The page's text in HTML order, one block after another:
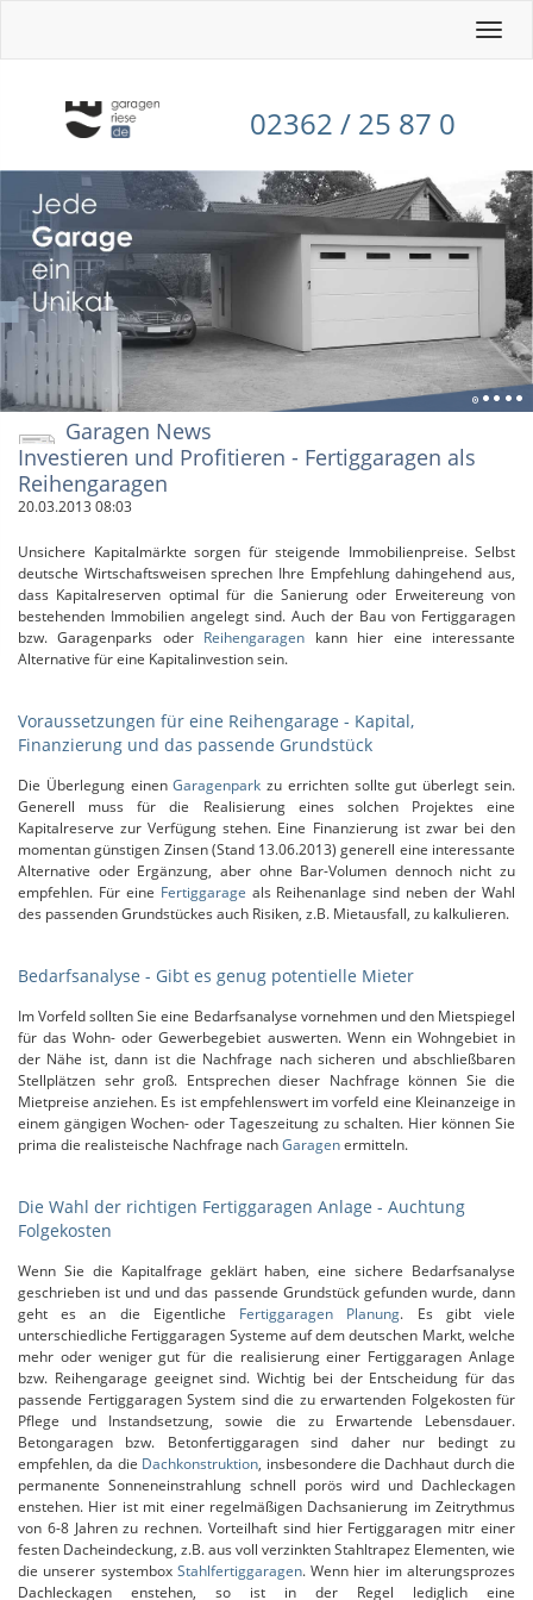
Toggle
02362 / 25 87 0
Garagen News
Investieren und Profitieren - Fertiggaragen als
Reihengaragen
20.03.2013 08:03
Unsichere Kapitalmärkte sorgen für steigende Immobilienpreise. Selbst
deutsche Wirtschaftsweisen sprechen Ihre Empfehlung dahingehend aus,
dass Kapitalreserven optimal für die Sanierung oder Erweitereung von
bestehenden Immobilien angelegt sind. Auch der Bau von Fertiggaragen
bzw. Garagenparks oder Reihengaragen kann hier eine interessante
Alternative für eine Kapitalinvestion sein.
Voraussetzungen für eine Reihengarage - Kapital,
Finanzierung und das passende Grundstück
Die Überlegung einenGaragenpark zu errichten sollte gut überlegt sein.
Generell muss für die Realisierung eines solchen Projektes eine
Kapitalreserve zur Verfügung stehen. Eine Finanzierung ist zwar bei den
momentan günstigen Zinsen (Stand 13.06.2013) generell eine interessante
Alternative oder Ergänzung, aber ohne Bar-Volumen dennoch nicht zu
empfehlen. Für eine Fertiggarage als Reihenanlage sind neben der Wahl
des passenden Grundstückes auch Risiken, z.B. Mietausfall, zu kalkulieren.
Bedarfsanalyse - Gibt es genug potentielle Mieter
Im Vorfeld sollten Sie eine Bedarfsanalyse vornehmen und den Mietspiegel
für das Wohn- oder Gewerbegebiet auswerten. Wenn ein Wohngebiet in
der Nähe ist, dann ist die Nachfrage nach sicheren und abschließbaren
Stellplätzen sehr groß. Entsprechen dieser Nachfrage können Sie die
Mietpreise anziehen. Es ist empfehlenswert im vorfeld eine Kleinanzeige in
einem gängigen Wochen- oder Tageszeitung zu schalten. Hier können Sie
prima die realisteische Nachfrage nachGaragenermitteln.
Die Wahl der richtigen Fertiggaragen Anlage - Auchtung
Folgekosten
Wenn Sie die Kapitalfrage geklärt haben, eine sichere Bedarfsanalyse
geschrieben ist und und das passende Grundstück gefunden wurde, dann
geht es an die Eigentliche Fertiggaragen Planung. Es gibt viele
unterschiedliche Fertiggaragen Systeme auf dem deutschen Markt, welche
mehr oder weniger gut für die realisierung einer Fertiggaragen Anlage
bzw. Reihengarage geeignet sind. Wichtig bei der Entscheidung für das
passende Fertiggaragen System sind die zu erwartenden Folgekosten für
Pflege und Instandsetzung, sowie die zu Erwartende Lebensdauer.
Betongaragen bzw. Betonfertiggaragen sind daher nur bedingt zu
empfehlen, da die Dachkonstruktion, insbesondere die Dachhaut durch die
permanente Sonneneinstrahlung schnell porös wird und Dachleckagen
enstehen. Hier ist mit einer regelmäßigen Dachsanierung im Zeitrythmus
von 6-8 Jahren zu rechnen. Vorteilhaft sind hier Fertiggaragen mitr einer
festen Dacheindeckung, z.B. aus voll verzinkten Stahltrapez Elementen, wie
die unserer systembox Stahlfertiggaragen. Wenn hier im alterungsprozes
Dachleckagen enstehen, so ist in der Regel lediglich eine